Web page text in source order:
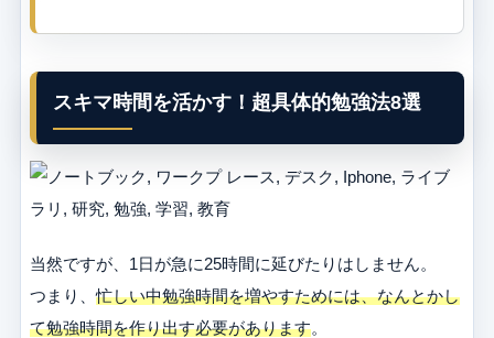
スキマ時間を活かす！超具体的勉強法8選
当然ですが、1日が急に25時間に延びたりはしません。
つまり、忙しい中勉強時間を増やすためには、なんとかし
て勉強時間を作り出す必要があります。